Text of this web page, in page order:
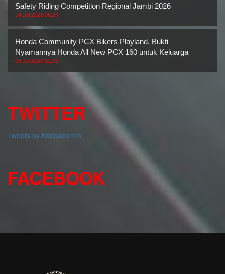
Safety Riding Competition Regional Jambi 2026
14 Jul 2026 06:29
Honda Community PCX Bikers Playland, Bukti
Nyamannya Honda All New PCX 160 untuk Keluarga
08 Jul 2026 12:53
TWITTER
Tweets by hondacomm
FACEBOOK